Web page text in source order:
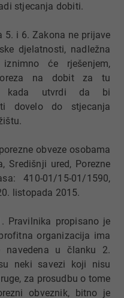
stjecanja dobiti.
5. i 6. Zakona ne prijave
djelatnosti, nadležna
će rješenjem,
na dobit za tu
kada utvrdi da bi
dovelo do stjecanja
obveze osobama
Središnji ured, Porezne
410-01/15-01/1590,
listopada 2015.
Pravilnika propisano je
organizacija ima
navedena u članku 2.
neki savezi koji nisu
za prosudbu o tome
obveznik, bitno je